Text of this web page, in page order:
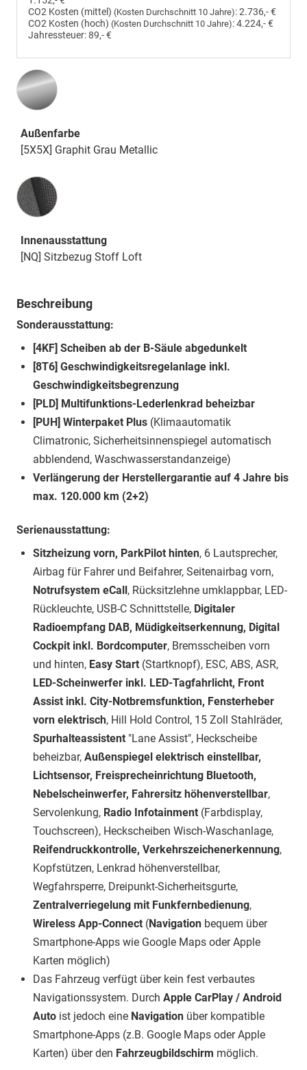
CO2 Kosten (mittel) (Kosten Durchschnitt 10 Jahre):2.736,- €
CO2 Kosten (hoch) (Kosten Durchschnitt 10 Jahre):4.224,- €
Jahressteuer:89,- €
Außenfarbe
[5X5X] Graphit Grau Metallic
Innenausstattung
Innenausstattung
[NQ] Sitzbezug Stoff Loft
Beschreibung
Sonderausstattung:
[4KF] Scheiben ab der B-Säule abgedunkelt
[8T6] Geschwindigkeitsregelanlage inkl.
Geschwindigkeitsbegrenzung
[PLD] Multifunktions-Lederlenkrad beheizbar
[PUH] Winterpaket Plus (Klimaautomatik
Climatronic, Sicherheitsinnenspiegel automatisch
abblendend, Waschwasserstandanzeige)
Verlängerung der Herstellergarantie auf 4 Jahre bis
max. 120.000 km (2+2)
Serienausstattung:
Sitzheizung vorn, ParkPilot hinten, 6 Lautsprecher,
Airbag für Fahrer und Beifahrer, Seitenairbag vorn,
Notrufsystem eCall , Rücksitzlehne umklappbar, LED-
Rückleuchte, USB-C Schnittstelle, Digitaler
Radioempfang DAB, Müdigkeitserkennung, Digital
Cockpit inkl. Bordcomputer, Bremsscheiben vorn
und hinten, Easy Start (Startknopf), ESC, ABS, ASR,
LED-Scheinwerfer inkl. LED-Tagfahrlicht, Front
Assist inkl. City-Notbremsfunktion, Fensterheber
vorn elektrisch, Hill Hold Control, 15 Zoll Stahlräder,
Spurhalteassistent "Lane Assist", Heckscheibe
beheizbar, Außenspiegel elektrisch einstellbar,
Lichtsensor, Freisprecheinrichtung Bluetooth,
Nebelscheinwerfer, Fahrersitz höhenverstellbar,
Servolenkung, Radio Infotainment (Farbdisplay,
Touchscreen), Heckscheiben Wisch-Waschanlage,
Reifendruckkontrolle, Verkehrszeichenerkennung,
Kopfstützen, Lenkrad höhenverstellbar,
Wegfahrsperre, Dreipunkt-Sicherheitsgurte,
Zentralverriegelung mit Funkfernbedienung,
Wireless App-Connect (Navigation bequem über
Smartphone-Apps wie Google Maps oder Apple
Karten möglich)
Das Fahrzeug verfügt über kein fest verbautes
Navigationssystem. Durch Apple CarPlay / Android
Auto ist jedoch eine Navigation über kompatible
Smartphone-Apps (z.B. Google Maps oder Apple
Karten) über den Fahrzeugbildschirm möglich.